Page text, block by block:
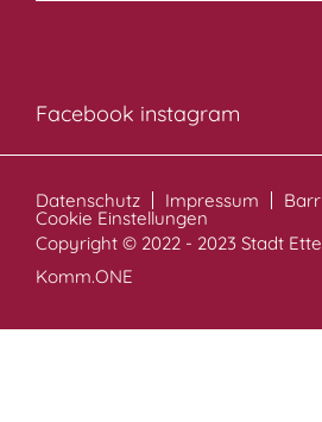
Facebook instagram
Datenschutz Impressum
Cookie Einstellungen
Copyright © 2022 - 2023 Stadt
Komm.ONE